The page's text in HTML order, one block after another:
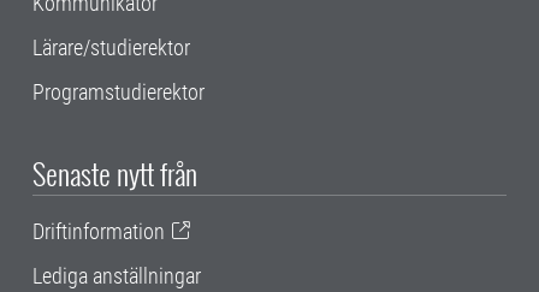
Lärare/studierektor
Programstudierektor
Senaste nytt från
Driftinformation
Lediga anställningar